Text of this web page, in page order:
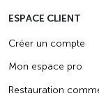
ESPACE CLIENT
Créer un compte
Mon espace pro
Restauration